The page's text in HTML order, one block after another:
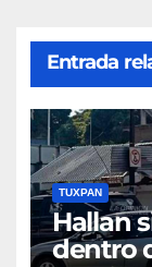
Entrada
TUXPAN
Hallan
dentro